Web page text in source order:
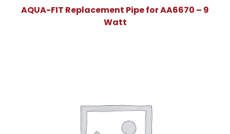
AQUA-FIT Replacement Pipe for AA6670 – 9
Watt